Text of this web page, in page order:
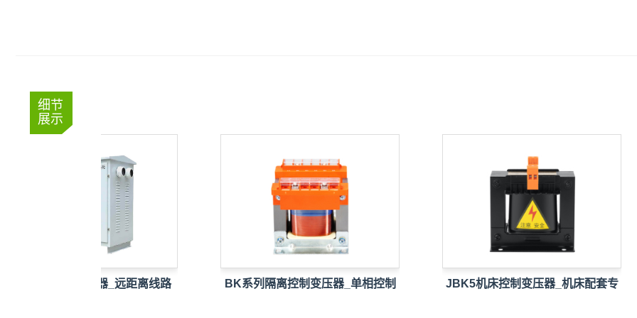
细节
展示
道矿山专用升压器_远距离线路
BK系列隔离控制变压器_单相控制
JBK5机床控制变压器_机床配套专